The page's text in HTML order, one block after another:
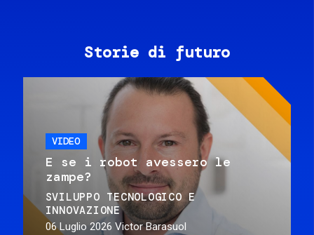
Storie di futuro
VIDEO
E se i robot avessero le
zampe?
SVILUPPO TECNOLOGICO E
INNOVAZIONE
06 Luglio 2026 Victor Barasuol